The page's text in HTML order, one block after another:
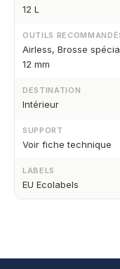
12 L
OUTILS
Airless, Brosse
12 mm
DESTINATION
Intérieur
SUPPORT
Voir fiche technique
LABELS
EU Ecolabels